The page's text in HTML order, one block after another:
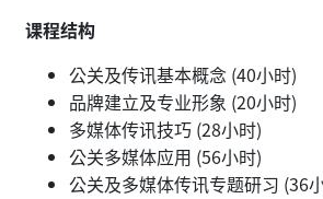
课程结构
公关及传讯基本概念 (40小时)
品牌建立及专业形象 (20小时)
多媒体传讯技巧 (28小时)
公关多媒体应用 (56小时)
公关及多媒体传讯专题研习 (36